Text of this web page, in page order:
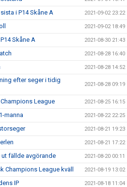
i P14 Skåne A 2021-09-02 23:22
2021-09-02 18:49
Skåne A 2021-08-30 21:43
2021-08-28 16:40
2021-08-28 14:52
efter seger i tidig
2021-08-28 09:19
League 2021-08-25 16:15
manna 2021-08-22 22:25
2021-08-21 19:23
2021-08-21 17:22
fällde avgörande 2021-08-20 00:11
Champions League kväll 2021-08-19 13:02
IP 2021-08-18 11:04